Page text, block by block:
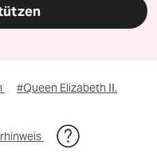
#Queen Elizabeth II.